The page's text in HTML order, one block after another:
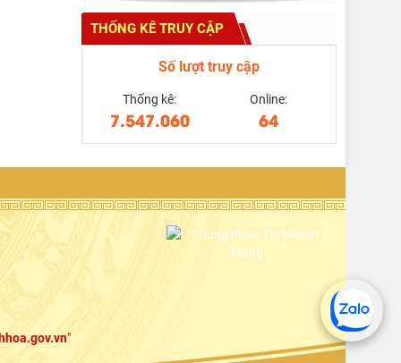
THỐNG KÊ TRUY CẬP
Số lượt truy cập
Thống kê:
7.547.060
Online:
64
"